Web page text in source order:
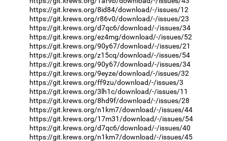
https://git.krews.org/8id84/download/-/issues/12
https://git.krews.org/r86v0/download/-/issues/23
https://git.krews.org/d7qc6/download/-/issues/34
https://git.krews.org/ez4mg/download/-/issues/52
https://git.krews.org/90y67/download/-/issues/21
https://git.krews.org/z15cq/download/-/issues/54
https://git.krews.org/90y67/download/-/issues/34
https://git.krews.org/9eyze/download/-/issues/32
https://git.krews.org/ff9zu/download/-/issues/3
https://git.krews.org/3lh1c/download/-/issues/11
https://git.krews.org/8hd9f/download/-/issues/28
https://git.krews.org/n1km7/download/-/issues/44
https://git.krews.org/17m31/download/-/issues/54
https://git.krews.org/d7qc6/download/-/issues/40
https://git.krews.org/n1km7/download/-/issues/45